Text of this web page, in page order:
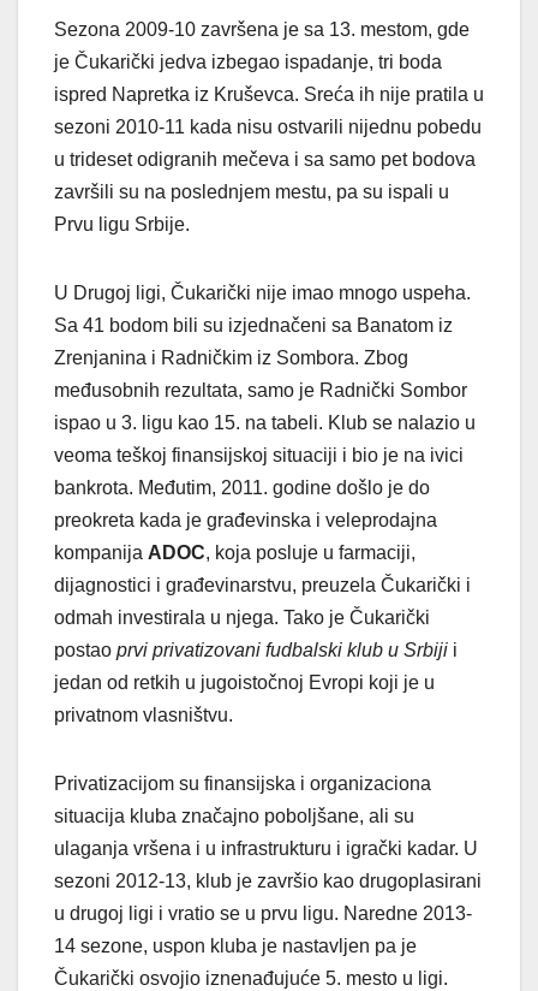
Sezona 2009-10 završena je sa 13. mestom, gde
je Čukarički jedva izbegao ispadanje, tri boda
ispred Napretka iz Kruševca. Sreća ih nije pratila u
sezoni 2010-11 kada nisu ostvarili nijednu pobedu
u trideset odigranih mečeva i sa samo pet bodova
završili su na poslednjem mestu, pa su ispali u
Prvu ligu Srbije.
U Drugoj ligi, Čukarički nije imao mnogo uspeha.
Sa 41 bodom bili su izjednačeni sa Banatom iz
Zrenjanina i Radničkim iz Sombora. Zbog
međusobnih rezultata, samo je Radnički Sombor
ispao u 3. ligu kao 15. na tabeli. Klub se nalazio u
veoma teškoj finansijskoj situaciji i bio je na ivici
bankrota. Međutim, 2011. godine došlo je do
preokreta kada je građevinska i veleprodajna
kompanija ADOC, koja posluje u farmaciji,
dijagnostici i građevinarstvu, preuzela Čukarički i
odmah investirala u njega. Tako je Čukarički
postao prvi privatizovani fudbalski klub u Srbiji i
jedan od retkih u jugoistočnoj Evropi koji je u
privatnom vlasništvu.
Privatizacijom su finansijska i organizaciona
situacija kluba značajno poboljšane, ali su
ulaganja vršena i u infrastrukturu i igrački kadar. U
sezoni 2012-13, klub je završio kao drugoplasirani
u drugoj ligi i vratio se u prvu ligu. Naredne 2013-
14 sezone, uspon kluba je nastavljen pa je
Čukarički osvojio iznenađujuće 5. mesto u ligi.